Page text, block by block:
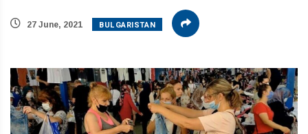
27 June, 2021 BULGARISTAN